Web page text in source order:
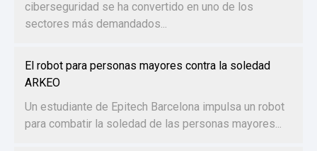
ciberseguridad se ha convertido en uno de los
sectores más demandados...
El robot para personas mayores contra la soledad
ARKEO
Un estudiante de Epitech Barcelona impulsa un robot
para combatir la soledad de las personas mayores...